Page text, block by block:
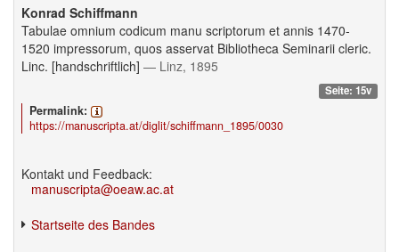
Konrad Schiffmann
Tabulae omnium codicum manu scriptorum et annis 1470-
1520 impressorum, quos asservat Bibliotheca Seminarii cleric.
Linc. [handschriftlich] — Linz, 1895
Seite: 15v
Permalink:
https://manuscripta.at/diglit/schiffmann_1895/0030
Kontakt und Feedback:
manuscripta@oeaw.ac.at
Startseite des Bandes